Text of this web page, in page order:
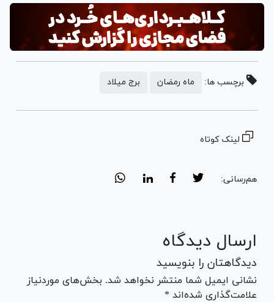
برچسب ها: ماه رمضان برج میلاد
لینک کوتاه
هم‌رسانی:
ارسال دیدگاه
دیدگاهتان را بنویسید
نشانی ایمیل شما منتشر نخواهد شد. بخش‌های موردنیاز
علامت‌گذاری شده‌اند *